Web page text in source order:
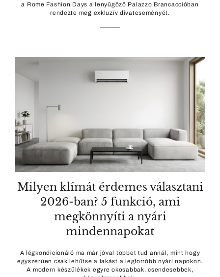
a Rome Fashion Days a lenyűgöző Palazzo Brancaccióban
rendezte meg exkluzív divateseményét.
Milyen klímát érdemes választani
2026-ban? 5 funkció, ami
megkönnyíti a nyári
mindennapokat
A légkondicionáló ma már jóval többet tud annál, mint hogy
egyszerűen csak lehűtse a lakást a legforróbb nyári napokon.
A modern készülékek egyre okosabbak, csendesebbek,